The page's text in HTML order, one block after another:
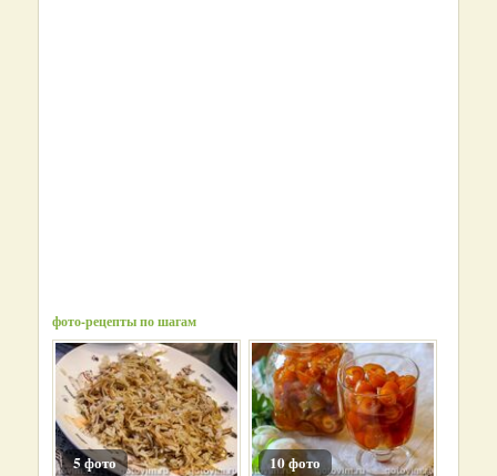
фото-рецепты по шагам
5 фото 10 фото